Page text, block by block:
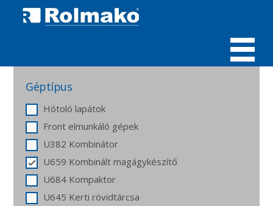
MENÜ
Géptípus
Hótoló lapátok
Front elmunkáló gépek
U382 Kombinátor
U659 Kombinált magágykészítő
U684 Kompaktor
U645 Kerti rövidtárcsa